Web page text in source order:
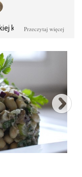
knajpce, przepis
słabości, nigdy jej
Przeczytaj więcej